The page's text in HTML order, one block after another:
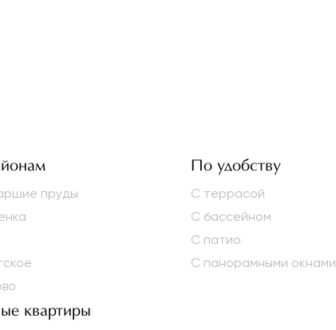
пруды
По удобству
С террасой
С бассейном
С патио
С панорамными окнами
квартиры